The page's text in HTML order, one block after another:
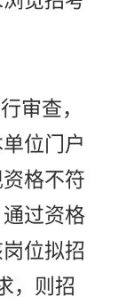
审查，
位门户
格不符
过资格
位拟招
，则招